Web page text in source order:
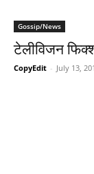
Gossip/News
टेलीविजन
CopyEdit - July 13,